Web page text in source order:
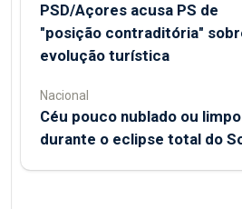
PSD/Açores acusa PS de
"posição contraditória"
evolução turística
Nacional
Céu pouco nublado ou limpo
durante o eclipse total do